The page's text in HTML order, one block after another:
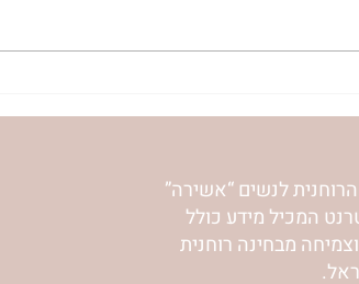
אפרת בזק
לנשים “אשירה”
המכיל מידע כולל
וצמיחה מבחינה רוחנית